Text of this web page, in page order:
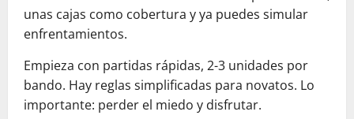
unas cajas como cobertura y ya puedes simular
enfrentamientos.
Empieza con partidas rápidas, 2-3 unidades por
bando. Hay reglas simplificadas para novatos. Lo
importante: perder el miedo y disfrutar.